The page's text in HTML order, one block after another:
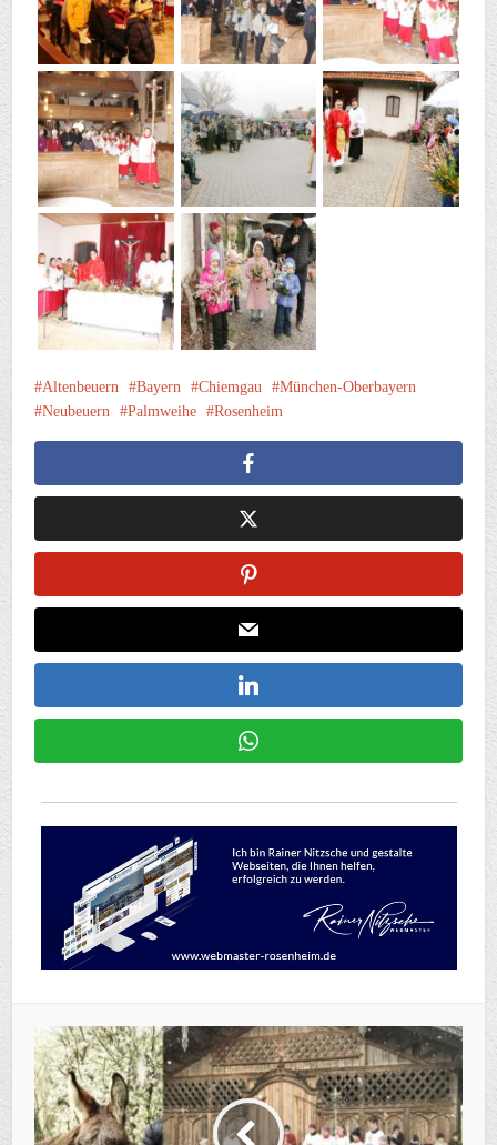
Altenbeuern Bayern Chiemgau
München-Oberbayern
Neubeuern
Palmweihe Rosenheim